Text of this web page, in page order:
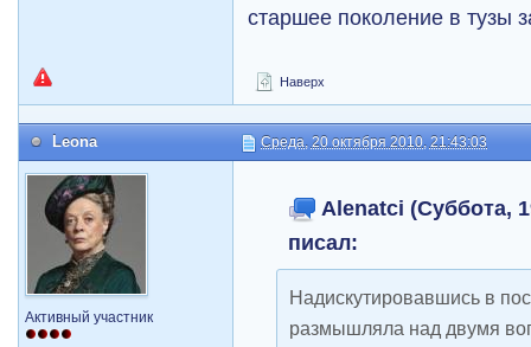
старшее поколение в тузы
Наверх
Leona Среда, 20 октября 2010, 21:43:03
Активный участник
Alenatci (Суббота,
писал:
Надискутировавшись в
размышляла над двумя